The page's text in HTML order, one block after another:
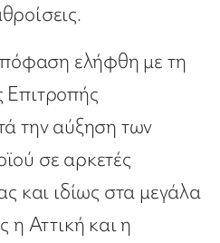
ελήφθη με τη
την αύξηση των
σε αρκετές
και ιδίως στα μεγάλα
η Αττική και η